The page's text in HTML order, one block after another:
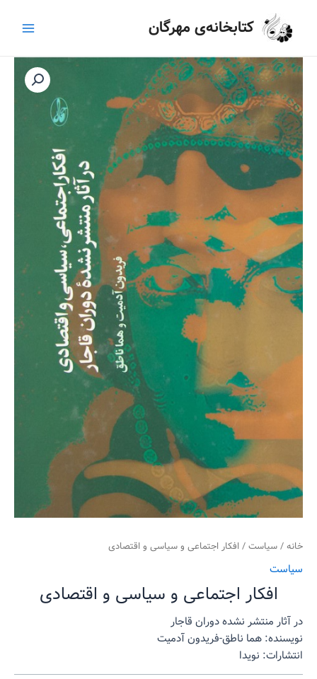
کتابخانه‌ی مهرگان
Menu
خانه/سیاست/ افکار اجتماعی و سیاسی و اقتصادی
سیاست
افکار اجتماعی و سیاسی و اقتصادی
در آثار منتشر نشده دوران قاجار
نویسنده: هما ناطق-فریدون آدمیت
انتشارات: نویدا